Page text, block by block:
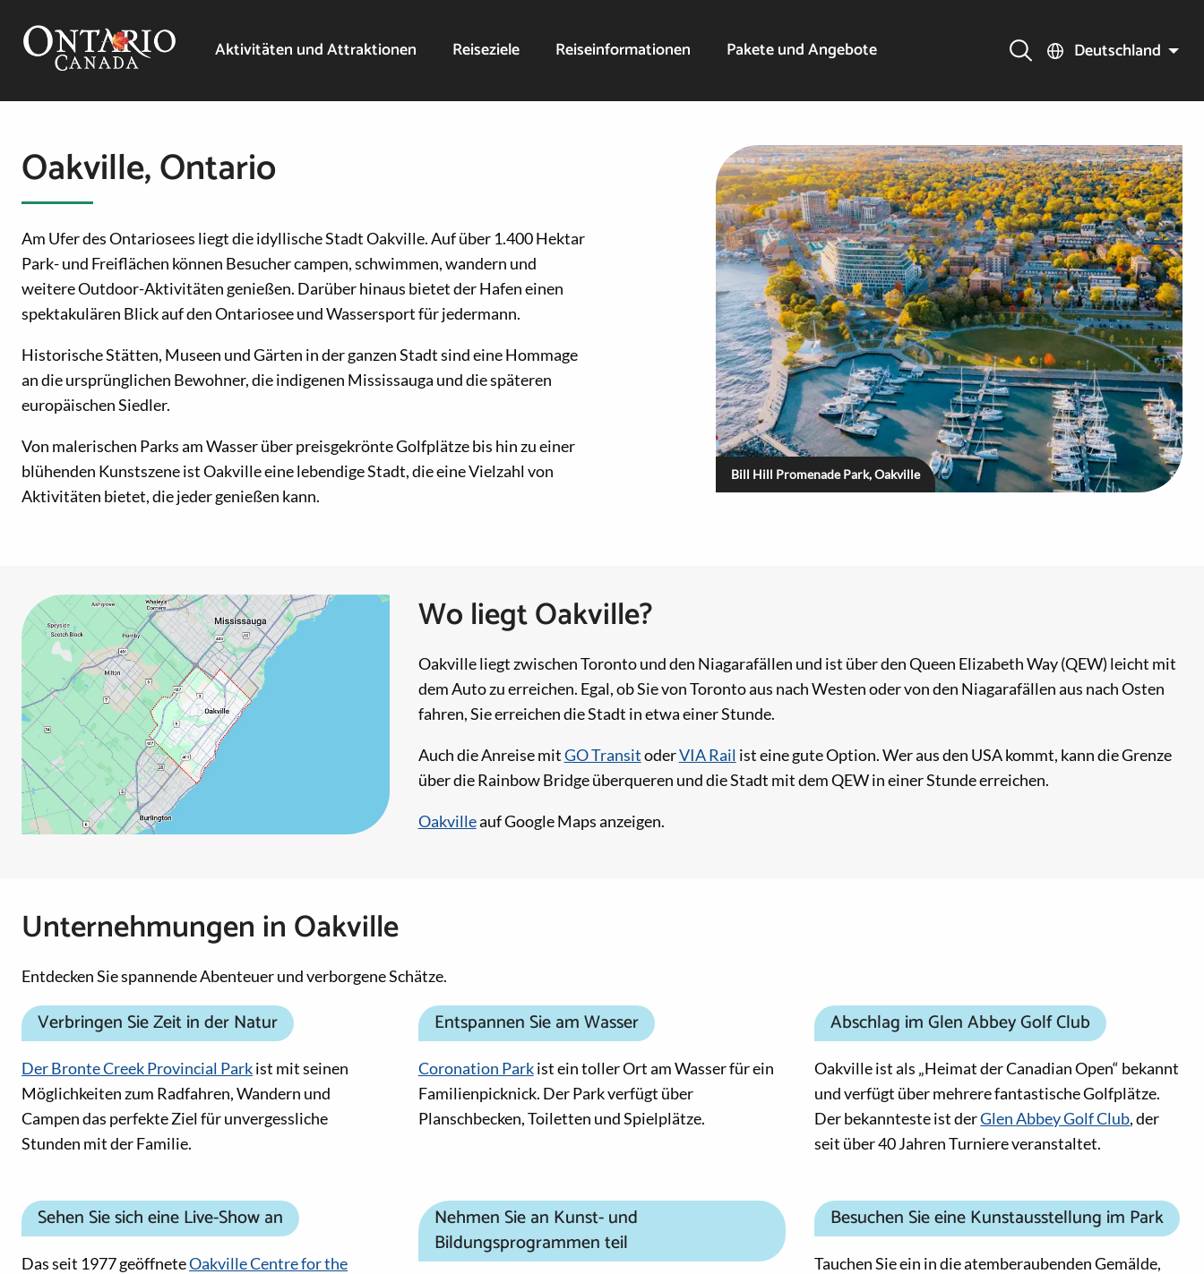
Aktivitäten und Attraktionen Reiseziele Reiseinformationen Pakete und Angebote Deutschland
Oakville, Ontario
Am Ufer des Ontariosees liegt die idyllische Stadt Oakville. Auf über 1.400 Hektar
Park- und Freiflächen können Besucher campen, schwimmen, wandern und
weitere Outdoor-Aktivitäten genießen. Darüber hinaus bietet der Hafen einen
spektakulären Blick auf den Ontariosee und Wassersport für jedermann.
Historische Stätten, Museen und Gärten in der ganzen Stadt sind eine Hommage
an die ursprünglichen Bewohner, die indigenen Mississauga und die späteren
europäischen Siedler.
Von malerischen Parks am Wasser über preisgekrönte Golfplätze bis hin zu einer
blühenden Kunstszene ist Oakville eine lebendige Stadt, die eine Vielzahl von
Aktivitäten bietet, die jeder genießen kann.
Bill Hill Promenade Park, Oakville
Wo liegt Oakville?
Oakville liegt zwischen Toronto und den Niagarafällen und ist über den Queen Elizabeth Way (QEW) leicht mit
dem Auto zu erreichen. Egal, ob Sie von Toronto aus nach Westen oder von den Niagarafällen aus nach Osten
fahren, Sie erreichen die Stadt in etwa einer Stunde.
Auch die Anreise mitGO TransitoderVIA Rail ist eine gute Option. Wer aus den USA kommt, kann die Grenze
über die Rainbow Bridge überqueren und die Stadt mit dem QEW in einer Stunde erreichen.
Oakvilleauf Google Maps anzeigen.
Unternehmungen in Oakville
Entdecken Sie spannende Abenteuer und verborgene Schätze.
Verbringen Sie Zeit in der Natur
Der Bronte Creek Provincial Parkist mit seinen
Möglichkeiten zum Radfahren, Wandern und
Campen das perfekte Ziel für unvergessliche
Stunden mit der Familie.
Entspannen Sie am Wasser
Coronation Parkist ein toller Ort am Wasser für ein
Familienpicknick. Der Park verfügt über
Planschbecken, Toiletten und Spielplätze.
Abschlag im Glen Abbey Golf Club
Oakville ist als „Heimat der Canadian Open“ bekannt
und verfügt über mehrere fantastische Golfplätze.
Der bekannteste ist derGlen Abbey Golf Club, der
seit über 40 Jahren Turniere veranstaltet.
Sehen Sie sich eine Live-Show an
Das seit 1977 geöffneteOakville Centre for the
Nehmen Sie an Kunst- und
Bildungsprogrammen teil
Besuchen Sie eine Kunstausstellung im Park
Tauchen Sie ein in die atemberaubenden Gemälde,